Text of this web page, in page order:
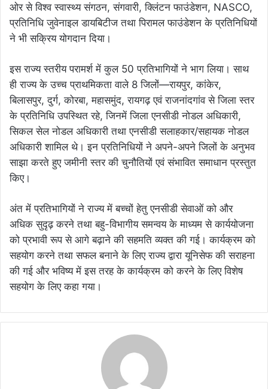
ओर से विश्व स्वास्थ्य संगठन, संगवारी, क्लिंटन फाउंडेशन, NASCO,
प्रतिनिधि जुवेनाइल डायबिटीज तथा पिरामल फाउंडेशन के प्रतिनिधियों
ने भी सक्रिय योगदान दिया।
इस राज्य स्तरीय परामर्श में कुल 50 प्रतिभागियों ने भाग लिया। साथ
ही राज्य के उच्च प्राथमिकता वाले 8 जिलों—रायपुर, कांकेर,
बिलासपुर, दुर्ग, कोरबा, महासमुंद, रायगढ़ एवं राजनांदगांव से जिला स्तर
के प्रतिनिधि उपस्थित रहे, जिनमें जिला एनसीडी नोडल अधिकारी,
सिकल सेल नोडल अधिकारी तथा एनसीडी सलाहकार/सहायक नोडल
अधिकारी शामिल थे। इन प्रतिनिधियों ने अपने-अपने जिलों के अनुभव
साझा करते हुए जमीनी स्तर की चुनौतियों एवं संभावित समाधान प्रस्तुत
किए।
अंत में प्रतिभागियों ने राज्य में बच्चों हेतु एनसीडी सेवाओं को और
अधिक सुदृढ़ करने तथा बहु-विभागीय समन्वय के माध्यम से कार्ययोजना
को प्रभावी रूप से आगे बढ़ाने की सहमति व्यक्त की गई। कार्यक्रम को
सहयोग करने तथा सफल बनाने के लिए राज्य द्वारा यूनिसेफ की सराहना
की गई और भविष्य में इस तरह के कार्यक्रम को करने के लिए विशेष
सहयोग के लिए कहा गया।